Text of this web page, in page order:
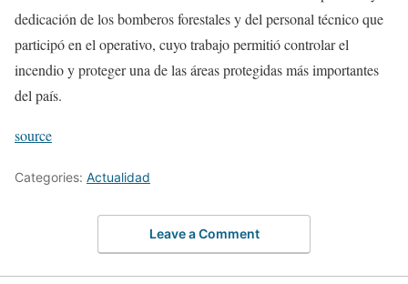
dedicación de los bomberos forestales y del personal técnico que
participó en el operativo, cuyo trabajo permitió controlar el
incendio y proteger una de las áreas protegidas más importantes
del país.
source
Categories: Actualidad
Leave a Comment